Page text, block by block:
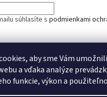
aby sme Vám
a vďaka analýze
funkcie, výkon a
súhlasíte s podmienkami
SA